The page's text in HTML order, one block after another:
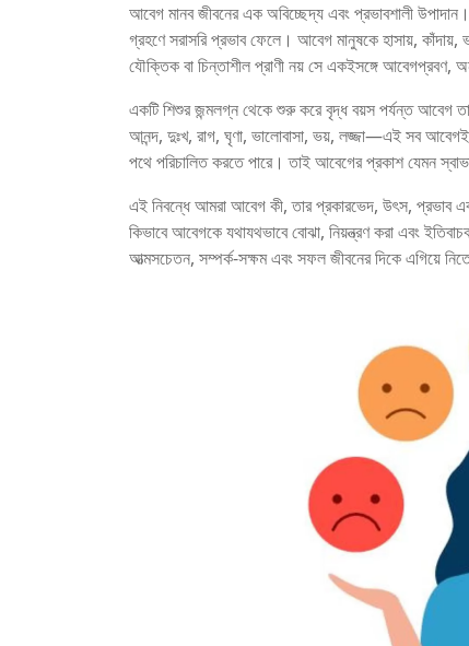
আবেগ মানব জীবনের এক অবিচ্ছেদ্য এবং প্রভাবশালী
গ্রহণে সরাসরি প্রভাব ফেলে। আবেগ মানুষকে হাসায়,
যৌক্তিক বা চিন্তাশীল প্রাণী নয় সে একইসঙ্গে আবেগপ্রবণ,
একটি শিশুর জন্মলগ্ন থেকে শুরু করে বৃদ্ধ বয়স পর্যন্ত আবেগ
আনন্দ, দুঃখ, রাগ, ঘৃণা, ভালোবাসা, ভয়, লজ্জা—এই সব
পথে পরিচালিত করতে পারে। তাই আবেগের প্রকাশ যেমন
এই নিবন্ধে আমরা আবেগ কী, তার প্রকারভেদ, উৎস, প্রভাব
কিভাবে আবেগকে যথাযথভাবে বোঝা, নিয়ন্ত্রণ করা এবং
আত্মসচেতন, সম্পর্ক-সক্ষম এবং সফল জীবনের দিকে এগিয়ে